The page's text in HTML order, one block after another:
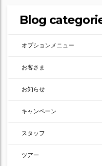
Blog
オプションメニュー
お客さま
お知らせ
キャンペーン
スタッフ
ツアー